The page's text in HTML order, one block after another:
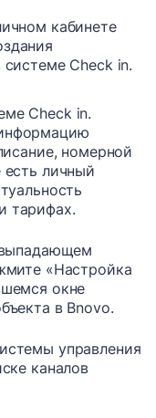
кабинете
системе Check in.
Check in.
номерной
личный
тарифах.
«Настройка
окне
в Bnovo.
управления
каналов